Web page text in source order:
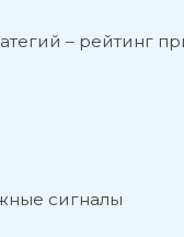
– рейтинг
сигналы